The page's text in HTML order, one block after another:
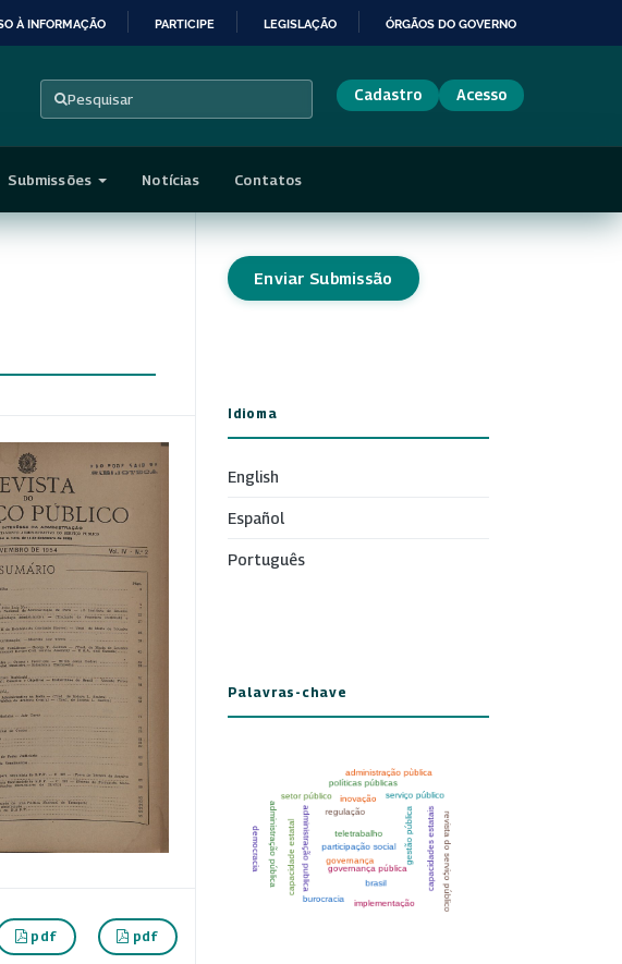
À INFORMAÇÃO PARTICIPE LEGISLAÇÃO ÓRGÃOS DO GOVERNO
Pesquisar Cadastro Acesso
Submissões Notícias Contatos
pdf pdf
Enviar Submissão
Idioma
English
Español
Português
Palavras-chave